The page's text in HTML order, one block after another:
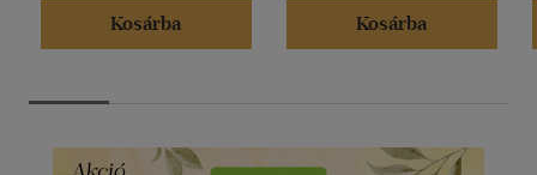
Kosárba
Kosárba